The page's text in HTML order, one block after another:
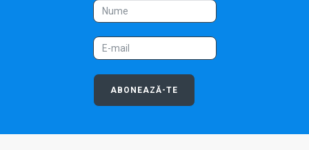
ABONEAZĂ-TE